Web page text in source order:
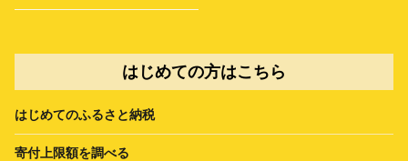
はじめての方はこちら
はじめてのふるさと納税
寄付上限額を調べる